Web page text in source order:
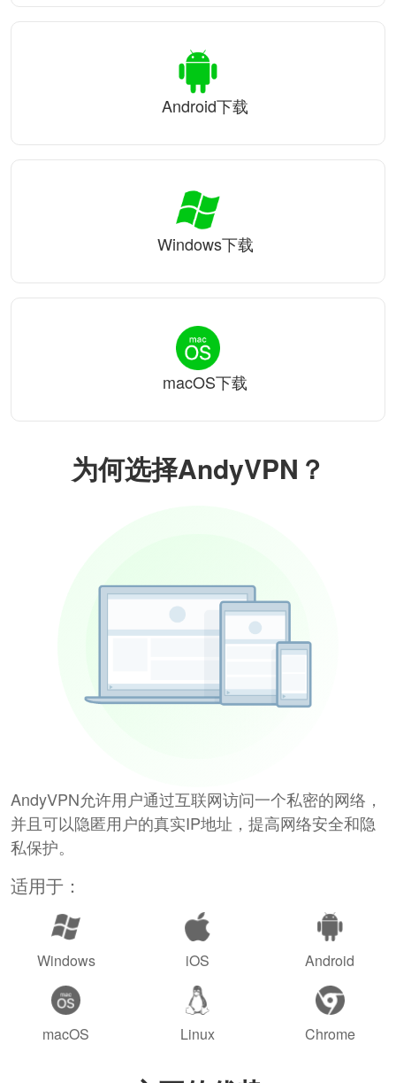
为何选择AndyVPN？
AndyVPN允许用户通过互联网访问一个私密的网络，
并且可以隐匿用户的真实IP地址，提高网络安全和隐
私保护。
适用于：
Windows iOS Android
macOS Linux Chrome
Android下载
Windows下载
macOS下载